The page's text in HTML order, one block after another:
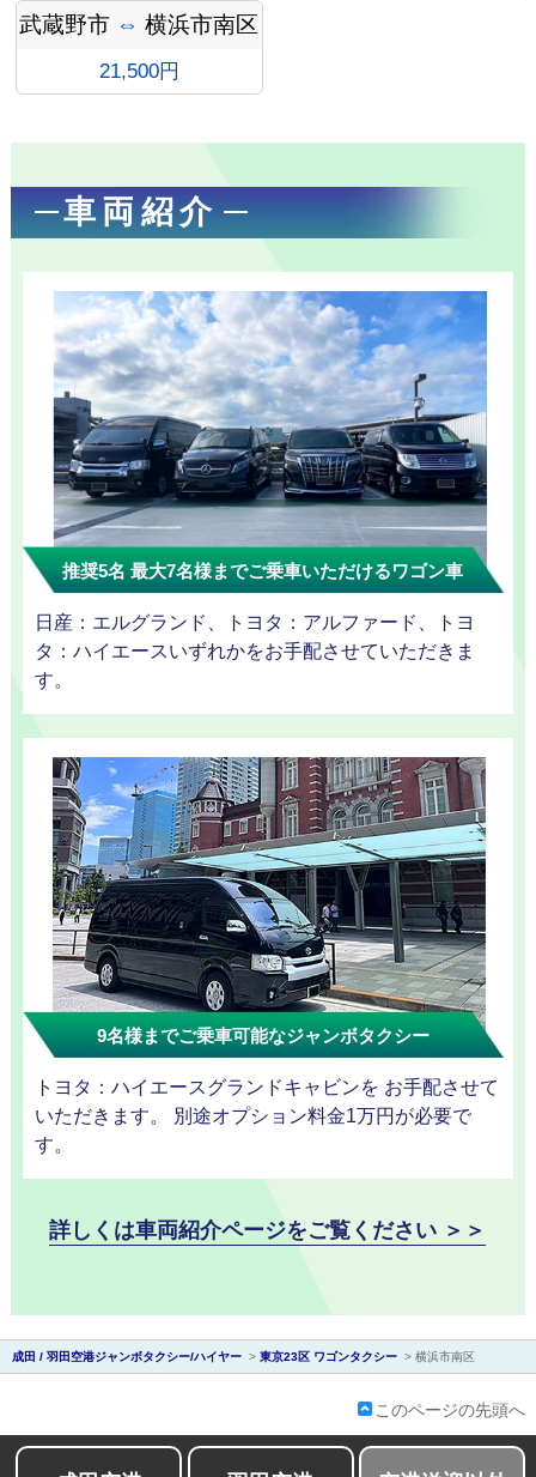
お勧め送
迎プラン
観光タクシー
送迎
京
成
田
会社紹介
武蔵野市 ⇔ 横浜市南区
21,500円
車両紹介
推奨5名 最大7名様までご乗車いただけるワゴン車
日産：エルグランド、トヨタ：アルファード、トヨ
タ：ハイエースいずれかをお手配させていただきま
す。
9名様までご乗車可能なジャンボタクシー
トヨタ：ハイエースグランドキャビンを お手配させて
いただきます。 別途オプション料金1万円が必要で
す。
詳しくは車両紹介ページをご覧ください ＞＞
成田 / 羽田空港ジャンボタクシー/ハイヤー > 東京23区 ワゴンタクシー > 横浜市南区
このページの先頭へ